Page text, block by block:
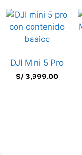
DJI Mini 5 Pro
S/3,999.00